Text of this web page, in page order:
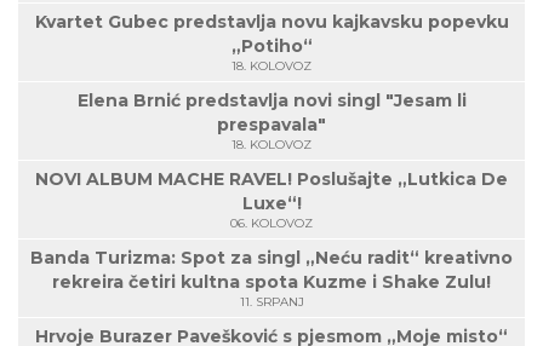
Kvartet Gubec predstavlja novu kajkavsku popevku
„Potiho“
18. KOLOVOZ
Elena Brnić predstavlja novi singl "Jesam li
prespavala"
18. KOLOVOZ
NOVI ALBUM MACHE RAVEL! Poslušajte „Lutkica De
Luxe“!
06. KOLOVOZ
Banda Turizma: Spot za singl „Neću radit“ kreativno
rekreira četiri kultna spota Kuzme i Shake Zulu!
11. SRPANJ
Hrvoje Burazer Pavešković s pjesmom „Moje misto“